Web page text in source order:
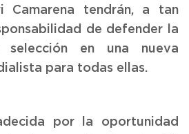
Camarena tendrán, a tan
de defender la
en una nueva
para todas ellas.
por la oportunidad